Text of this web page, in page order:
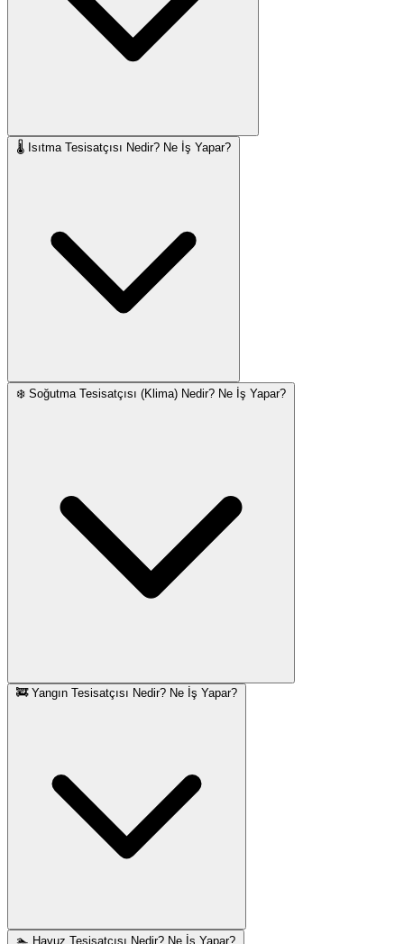
🌡️ Isıtma Tesisatçısı Nedir? Ne İş Yapar?
❄️ Soğutma Tesisatçısı (Klima) Nedir? Ne İş Yapar?
🚒 Yangın Tesisatçısı Nedir? Ne İş Yapar?
🏊 Havuz Tesisatçısı Nedir? Ne İş Yapar?